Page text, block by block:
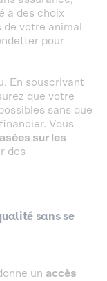
à des choix
votre animal
pour
En souscrivant
que votre
sans que
Vous
sur les
des
sans se
un accès